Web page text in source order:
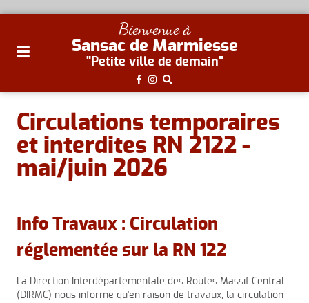
site
au
aller au
contenu
Bienvenue à
Sansac de Marmiesse
"Petite ville de demain"
Circulations temporaires
et interdites RN 2122 -
mai/juin 2026
Info Travaux : Circulation
réglementée sur la RN 122
La Direction Interdépartementale des Routes Massif Central
(DIRMC) nous informe qu'en raison de travaux, la circulation